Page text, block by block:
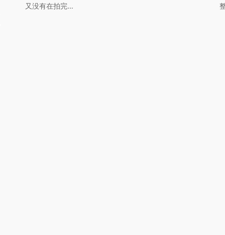
又没有在拍完…